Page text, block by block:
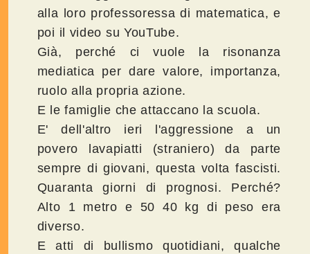
alla loro professoressa di matematica, e
poi il video su YouTube.
Già, perché ci vuole la risonanza
mediatica per dare valore, importanza,
ruolo alla propria azione.
E le famiglie che attaccano la scuola.
E' dell'altro ieri l'aggressione a un
povero lavapiatti (straniero) da parte
sempre di giovani, questa volta fascisti.
Quaranta giorni di prognosi. Perché?
Alto 1 metro e 50 40 kg di peso era
diverso.
E atti di bullismo quotidiani, qualche